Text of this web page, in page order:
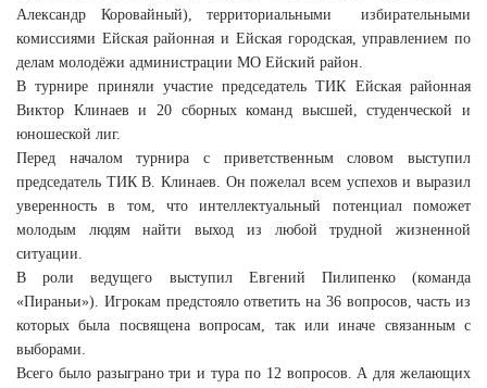
Александр Коровайный), территориальными избирательными
комиссиями Ейская районная и Ейская городская, управлением по
делам молодёжи администрации МО Ейский район.
В турнире приняли участие председатель ТИК Ейская районная
Виктор Клинаев и 20 сборных команд высшей, студенческой и
юношеской лиг.
Перед началом турнира с приветственным словом выступил
председатель ТИК В. Клинаев. Он пожелал всем успехов и выразил
уверенность в том, что интеллектуальный потенциал поможет
молодым людям найти выход из любой трудной жизненной
ситуации.
В роли ведущего выступил Евгений Пилипенко (команда
«Пираньи»). Игрокам предстояло ответить на 36 вопросов, часть из
которых была посвящена вопросам, так или иначе связанным с
выборами.
Всего было разыграно три и тура по 12 вопросов. А для желающих